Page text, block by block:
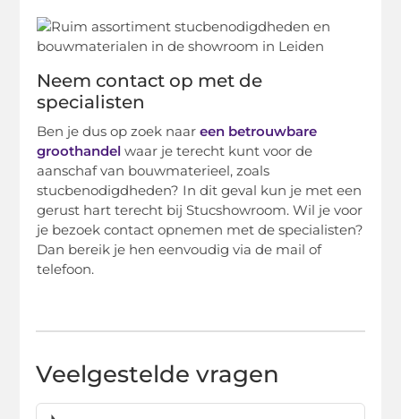
Neem contact op met de
specialisten
Ben je dus op zoek naareen betrouwbare
groothandel waar je terecht kunt voor de
aanschaf van bouwmaterieel, zoals
stucbenodigdheden? In dit geval kun je met een
gerust hart terecht bij Stucshowroom. Wil je voor
je bezoek contact opnemen met de specialisten?
Dan bereik je hen eenvoudig via de mail of
telefoon.
Veelgestelde vragen